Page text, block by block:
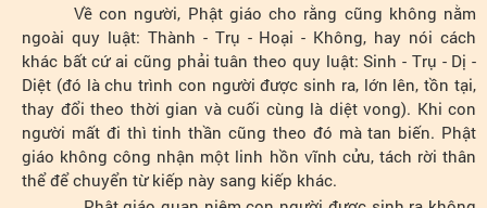
Về con người, Phật giáo cho rằng cũng không nằm
ngoài quy luật: Thành - Trụ - Hoại - Không, hay nói cách
khác bất cứ ai cũng phải tuân theo quy luật: Sinh - Trụ - Dị -
Diệt (đó là chu trình con người được sinh ra, lớn lên, tồn tại,
thay đổi theo thời gian và cuối cùng là diệt vong). Khi con
người mất đi thì tinh thần cũng theo đó mà tan biến. Phật
giáo không công nhận một linh hồn vĩnh cửu, tách rời thân
thể để chuyển từ kiếp này sang kiếp khác.